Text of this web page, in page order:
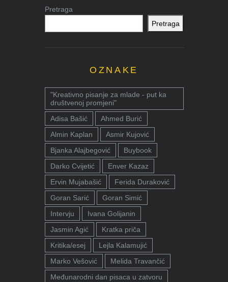
Pretraga
Pretraga
OZNAKE
"Kreativno pisanje za mlade - put ka
društvenoj promjeni"
Adisa Bašić
Ahmed Burić
Almin Kaplan
Asmir Kujović
Bjanka Alajbegović
Buybook
Darko Cvijetić
Enver Kazaz
Ervin Mujabašić
Ferida Duraković
Goran Sarić
Goran Simić
Intervju
Ivana Golijanin
Jasmin Agić
Kratka priča
Kritika/esej
Lejla Kalamujić
Marko Vešović
Melida Travančić
Međunarodni dan pisaca u zatvoru